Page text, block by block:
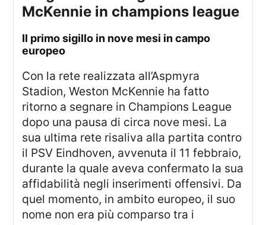
McKennie in champions league
Il primo sigillo in nove mesi in campo
europeo
Con la rete realizzata all’Aspmyra
Stadion, Weston McKennie ha fatto
ritorno a segnare in Champions League
dopo una pausa di circa nove mesi. La
sua ultima rete risaliva alla partita contro
il PSV Eindhoven, avvenuta il 11 febbraio,
durante la quale aveva confermato la sua
affidabilità negli inserimenti offensivi. Da
quel momento, in ambito europeo, il suo
nome non era più comparso tra i